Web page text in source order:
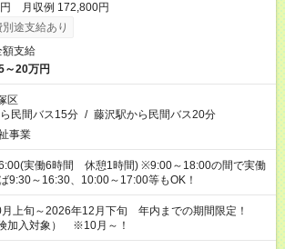
月収例 172,800円
途支給あり
額支給
～20万円
区
民間バス15分 / 藤沢駅から民間バス20分
事業
実働6時間 休憩1時間) ※9:00～18:00の間で実働
9:30～16:30、10:00～17:00等もOK！
上旬～2026年12月下旬 年内までの期間限定！
険加入対象） ※10月～！